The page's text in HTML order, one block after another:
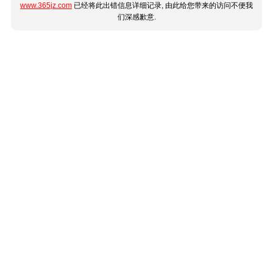
www.365jz.com 已经将此出错信息详细记录, 由此给您带来的访问不便我
们深感歉意.